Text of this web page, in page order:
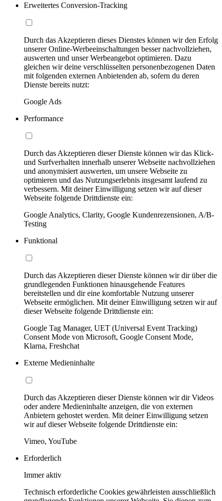
Erweitertes Conversion-Tracking
Durch das Akzeptieren dieses Dienstes können wir den Erfolg
unserer Online-Werbeeinschaltungen besser nachvollziehen,
auswerten und unser Werbeangebot optimieren. Dazu
gleichen wir deine verschlüsselten personenbezogenen Daten
mit folgenden externen Anbietenden ab, sofern du deren
Dienste bereits nutzt:
Google Ads
Performance
Durch das Akzeptieren dieser Dienste können wir das Klick-
und Surfverhalten innerhalb unserer Webseite nachvollziehen
und anonymisiert auswerten, um unsere Webseite zu
optimieren und das Nutzungserlebnis insgesamt laufend zu
verbessern. Mit deiner Einwilligung setzen wir auf dieser
Webseite folgende Drittdienste ein:
Google Analytics, Clarity, Google Kundenrezensionen, A/B-
Testing
Funktional
Durch das Akzeptieren dieser Dienste können wir dir über die
grundlegenden Funktionen hinausgehende Features
bereitstellen und dir eine komfortable Nutzung unserer
Webseite ermöglichen. Mit deiner Einwilligung setzen wir auf
dieser Webseite folgende Drittdienste ein:
Google Tag Manager, UET (Universal Event Tracking)
Consent Mode von Microsoft, Google Consent Mode,
Klarna, Freshchat
Externe Medieninhalte
Durch das Akzeptieren dieser Dienste können wir dir Videos
oder andere Medieninhalte anzeigen, die von externen
Anbietern gehostet werden. Mit deiner Einwilligung setzen
wir auf dieser Webseite folgende Drittdienste ein:
Vimeo, YouTube
Erforderlich
Immer aktiv
Technisch erforderliche Cookies gewährleisten ausschließlich